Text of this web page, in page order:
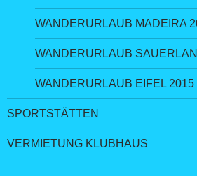
WANDERURLAUB MADEIRA
WANDERURLAUB
WANDERURLAUB EIFEL 2015
SPORTSTÄTTEN
VERMIETUNG KLUBHAUS